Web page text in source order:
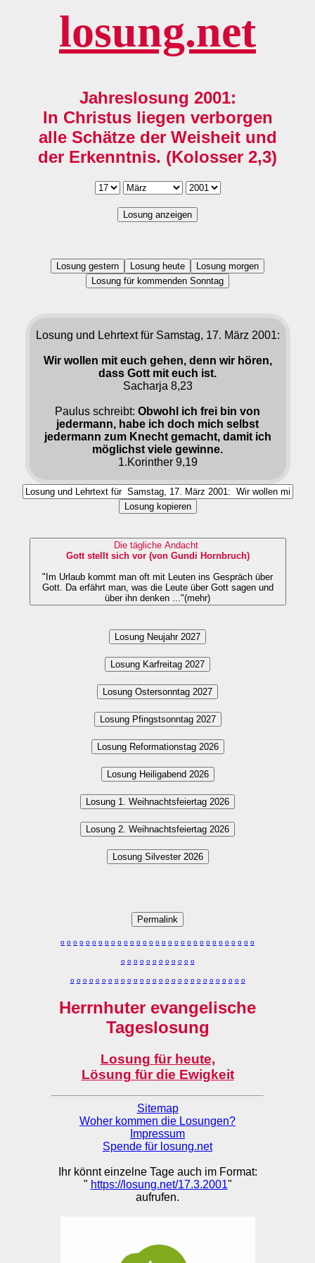
losung.net
Jahreslosung 2001:
In Christus liegen verborgen
alle Schätze der Weisheit und
der Erkenntnis. (Kolosser 2,3)
Losung anzeigen
Losung gestern Losung heute
Losung morgen
Losung für kommenden Sonntag
Losung und Lehrtext für Samstag, 17. März 2001:
Wir wollen mit euch gehen, denn wir hören,
dass Gott mit euch ist.
Sacharja 8,23
Paulus schreibt: Obwohl ich frei bin von
jedermann, habe ich doch mich selbst
jedermann zum Knecht gemacht, damit ich
möglichst viele gewinne.
1.Korinther 9,19
Losung kopieren
Die tägliche Andacht
Gott stellt sich vor (von Gundi Hornbruch)
"Im Urlaub kommt man oft mit Leuten ins Gespräch über
Gott. Da erfährt man, was die Leute über Gott sagen und
über ihn denken ..."(mehr)
Losung Neujahr 2027
Losung Karfreitag 2027
Losung Ostersonntag 2027
Losung Pfingstsonntag 2027
Losung Reformationstag 2026
Losung Heiligabend 2026
Losung 1. Weihnachtsfeiertag 2026
Losung 2. Weihnachtsfeiertag 2026
Losung Silvester 2026
Permalink
o o o o o o o o o o o o o o o o o o o o o o o o o o o o o o o
o o o o o o o o o o o o
o o o o o o o o o o o o o o o o o o o o o o o o o o o o
Herrnhuter evangelische
Tageslosung
Losung für heute,
Lösung für die Ewigkeit
Sitemap
Woher kommen die Losungen?
Impressum
Spende für losung.net
Ihr könnt einzelne Tage auch im Format:
" https://losung.net/17.3.2001"
aufrufen.